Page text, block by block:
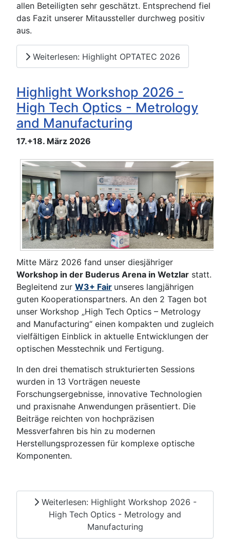
allen Beteiligten sehr geschätzt. Entsprechend fiel
das Fazit unserer Mitaussteller durchweg positiv
aus.
Weiterlesen: Highlight OPTATEC 2026
Highlight Workshop 2026 -
High Tech Optics - Metrology
and Manufacturing
17.+18. März 2026
Mitte März 2026 fand unser diesjähriger
Workshop in der Buderus Arena in Wetzlar statt.
Begleitend zur W3+ Fair unseres langjährigen
guten Kooperationspartners. An den 2 Tagen bot
unser Workshop „High Tech Optics – Metrology
and Manufacturing“ einen kompakten und zugleich
vielfältigen Einblick in aktuelle Entwicklungen der
optischen Messtechnik und Fertigung.
In den drei thematisch strukturierten Sessions
wurden in 13 Vorträgen neueste
Forschungsergebnisse, innovative Technologien
und praxisnahe Anwendungen präsentiert. Die
Beiträge reichten von hochpräzisen
Messverfahren bis hin zu modernen
Herstellungsprozessen für komplexe optische
Komponenten.
Weiterlesen: Highlight Workshop 2026 -
High Tech Optics - Metrology and
Manufacturing